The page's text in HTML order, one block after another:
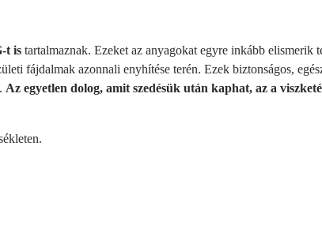
t is tartalmaznak. Ezeket az anyagokat egyre inkább elismerik
fájdalmak azonnali enyhítése terén. Ezek biztonságos,
Az egyetlen dolog, amit szedésük után kaphat, az a